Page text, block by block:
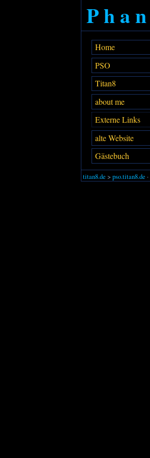
Home
PSO
Titan8
about me
Externe Links
alte Website
Gästebuch
titan8.de > pso.titan8.de ·